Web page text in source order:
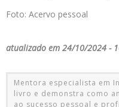
Foto: Acervo pessoal
atualizado em 24/10/2024 -
Mentora especialista em
livro e demonstra como
ao sucesso pessoal e